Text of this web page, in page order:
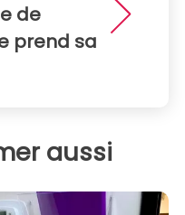
de
prend sa
aussi